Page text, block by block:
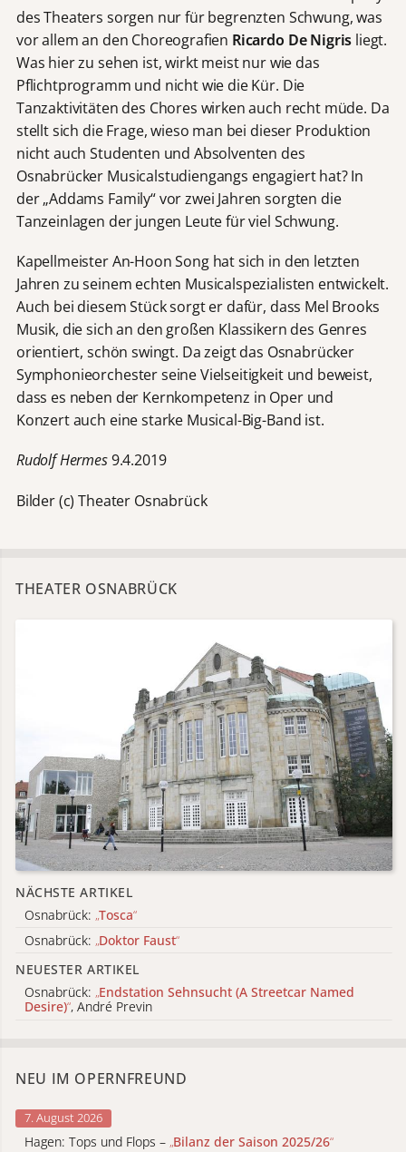
des Theaters sorgen nur für begrenzten Schwung, was
vor allem an den Choreografien Ricardo De Nigris liegt.
Was hier zu sehen ist, wirkt meist nur wie das
Pflichtprogramm und nicht wie die Kür. Die
Tanzaktivitäten des Chores wirken auch recht müde. Da
stellt sich die Frage, wieso man bei dieser Produktion
nicht auch Studenten und Absolventen des
Osnabrücker Musicalstudiengangs engagiert hat? In
der „Addams Family“ vor zwei Jahren sorgten die
Tanzeinlagen der jungen Leute für viel Schwung.
Kapellmeister An-Hoon Song hat sich in den letzten
Jahren zu seinem echten Musicalspezialisten entwickelt.
Auch bei diesem Stück sorgt er dafür, dass Mel Brooks
Musik, die sich an den großen Klassikern des Genres
orientiert, schön swingt. Da zeigt das Osnabrücker
Symphonieorchester seine Vielseitigkeit und beweist,
dass es neben der Kernkompetenz in Oper und
Konzert auch eine starke Musical-Big-Band ist.
Rudolf Hermes9.4.2019
Bilder (c) Theater Osnabrück
THEATER OSNABRÜCK
NÄCHSTE ARTIKEL
Osnabrück: „Tosca“
Osnabrück: „Doktor Faust“
NEUESTER ARTIKEL
Osnabrück: „Endstation Sehnsucht (A Streetcar Named
Desire)“, André Previn
NEU IM OPERNFREUND
7. August 2026
Hagen: Tops und Flops – „Bilanz der Saison 2025/26“